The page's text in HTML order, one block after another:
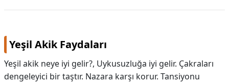
KAMP
HAMİLELİK
Yeşil Akik Faydaları
Yeşil akik neye iyi gelir?, Uykusuzluğa iyi gelir. Çakraları
dengeleyici bir taştır. Nazara karşı korur. Tansiyonu